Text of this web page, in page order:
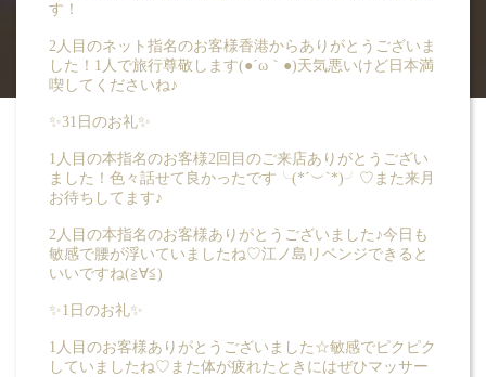
す！
2人目のネット指名のお客様香港からありがとうございま
した！1人で旅行尊敬します(●´ω｀●)天気悪いけど日本満
喫してくださいね♪
✨31日のお礼✨
1人目の本指名のお客様2回目のご来店ありがとうござい
ました！色々話せて良かったです╰(*´︶`*)╯♡また来月
お待ちしてます♪
2人目の本指名のお客様ありがとうございました♪今日も
敏感で腰が浮いていましたね♡江ノ島リベンジできると
いいですね(≧∀≦)
✨1日のお礼✨
1人目のお客様ありがとうございました☆敏感でピクピク
していましたね♡また体が疲れたときにはぜひマッサー